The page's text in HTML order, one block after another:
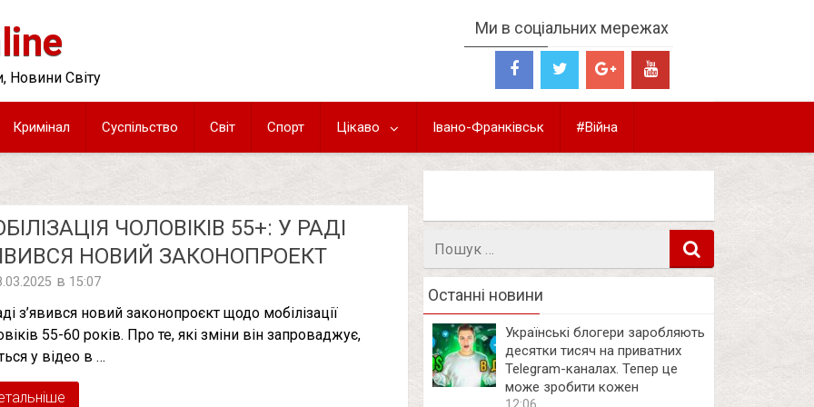
Новини Світу
Ми в соціальних мережах
Кримінал Суспільство Світ Спорт Цікаво Івано-Франківськ #Війна
ЧОЛОВІКІВ 55+: У РАДІ
НОВИЙ ЗАКОНОПРОЕКТ
в 15:07
з’явився новий законопроєкт щодо мобілізації
55-60 років. Про те, які зміни він запроваджує,
у відео в …
Останні новини
Українські блогери заробляють
десятки тисяч на приватних
Telegram-каналах. Тепер це
може зробити кожен